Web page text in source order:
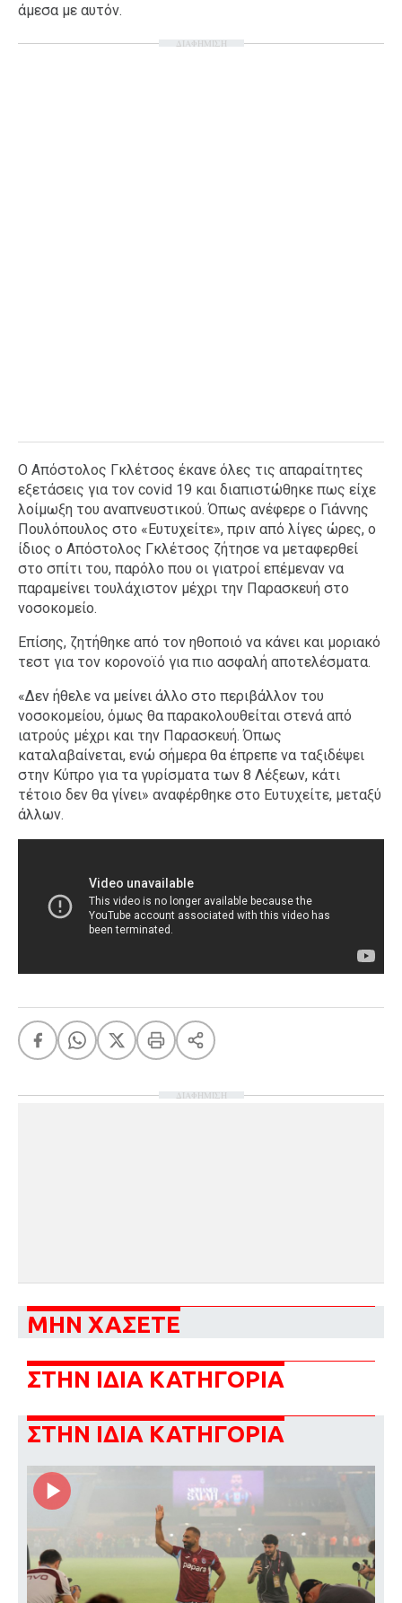
Ταξίδια
Σπίτι
Family
άμεσα με αυτόν.
ΔΙΑΦΗΜΙΣΗ
Ο Απόστολος Γκλέτσος έκανε όλες τις απαραίτητες
εξετάσεις για τον covid 19 και διαπιστώθηκε πως είχε
λοίμωξη του αναπνευστικού. Όπως ανέφερε ο Γιάννης
Πουλόπουλος στο «Ευτυχείτε», πριν από λίγες ώρες, ο
ίδιος ο Απόστολος Γκλέτσος ζήτησε να μεταφερθεί
στο σπίτι του, παρόλο που οι γιατροί επέμεναν να
παραμείνει τουλάχιστον μέχρι την Παρασκευή στο
νοσοκομείο.
Επίσης, ζητήθηκε από τον ηθοποιό να κάνει και μοριακό
τεστ για τον κορονοϊό για πιο ασφαλή αποτελέσματα.
«Δεν ήθελε να μείνει άλλο στο περιβάλλον του
νοσοκομείου, όμως θα παρακολουθείται στενά από
ιατρούς μέχρι και την Παρασκευή. Όπως
καταλαβαίνεται, ενώ σήμερα θα έπρεπε να ταξιδέψει
στην Κύπρο για τα γυρίσματα των 8 Λέξεων, κάτι
τέτοιο δεν θα γίνει» αναφέρθηκε στο Ευτυχείτε, μεταξύ
άλλων.
ΔΙΑΦΗΜΙΣΗ
ΜΗΝ ΧΑΣΕΤΕ
ΣΤΗΝ ΙΔΙΑ ΚΑΤΗΓΟΡΙΑ
ΣΤΗΝ ΙΔΙΑ ΚΑΤΗΓΟΡΙΑ